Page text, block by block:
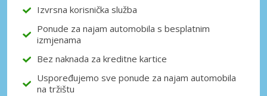
Izvrsna korisnička služba
Ponude za najam automobila s besplatnim
izmjenama
Bez naknada za kreditne kartice
Uspoređujemo sve ponude za najam automobila
na tržištu